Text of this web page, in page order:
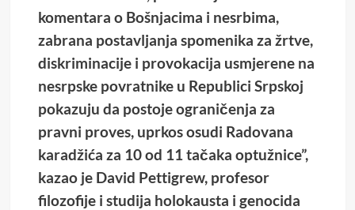
komentara o Bošnjacima i nesrbima,
zabrana postavljanja spomenika za žrtve,
diskriminacije i provokacija usmjerene na
nesrpske povratnike u Republici Srpskoj
pokazuju da postoje ograničenja za
pravni proves, uprkos osudi Radovana
karadžića za 10 od 11 tačaka optužnice”,
kazao je David Pettigrew, profesor
filozofije i studija holokausta i genocida